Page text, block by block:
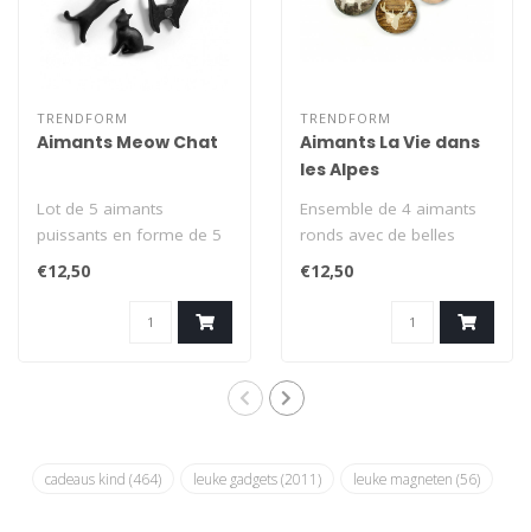
TRENDFORM
Aimants Meow Chat
Lot de 5 aimants
puissants en forme de 5
chats noirs. Utilisez les
petits chats ..
€12,50
TRENDFORM
Aimants La Vie dans
les Alpes
Ensemble de 4 aimants
ronds avec de belles
empreintes d'animaux.
Utilisez les po..
€12,50
cadeaus kind (464) leuke gadgets(2011) leuke magneten (56)